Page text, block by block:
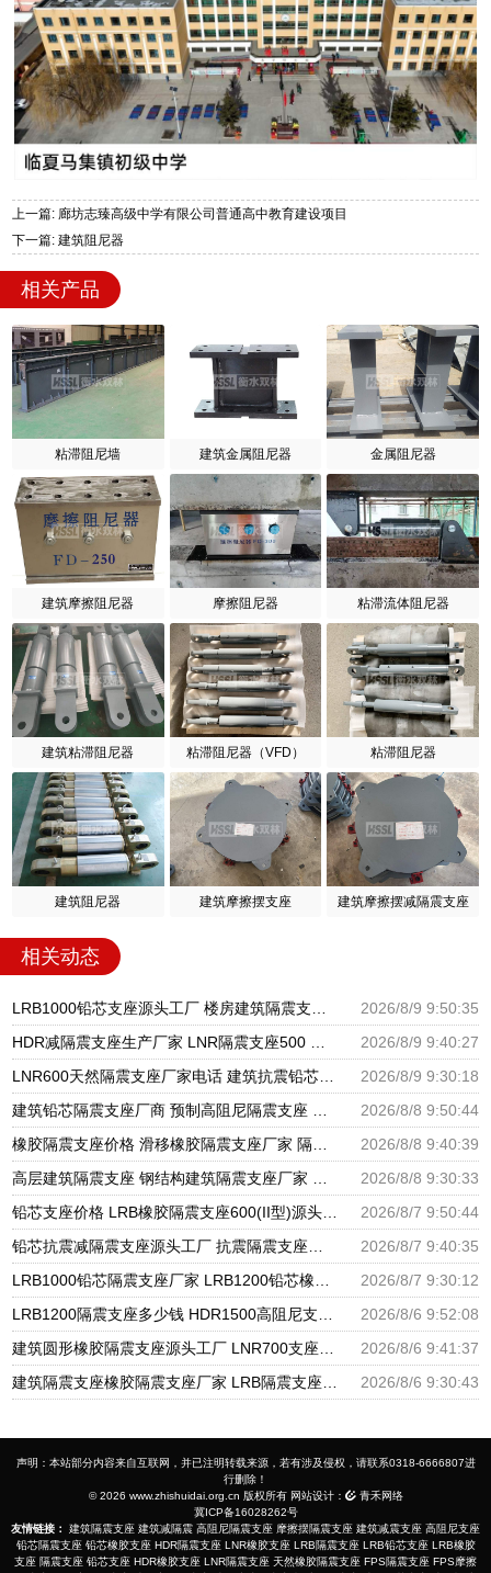
上一篇: 廊坊志臻高级中学有限公司普通高中教育建设项目
下一篇: 建筑阻尼器
相关产品
粘滞阻尼墙 建筑金属阻尼器 金属阻尼器
建筑摩擦阻尼器 摩擦阻尼器 粘滞流体阻尼器
建筑粘滞阻尼器 粘滞阻尼器（VFD） 粘滞阻尼器
建筑阻尼器 建筑摩擦摆支座 建筑摩擦摆减隔震支座
相关动态
LRB1000铅芯支座源头工厂 楼房建筑隔震支座厂家 高层橡胶隔震支座什么价格
2026/8/9 9:50:35
HDR减隔震支座生产厂家 LNR隔震支座500 房建橡胶抗震支座源头工厂
2026/8/9 9:40:27
LNR600天然隔震支座厂家电话 建筑抗震铅芯支座源头工厂 建筑橡胶减振支座生产厂家
2026/8/9 9:30:18
建筑铅芯隔震支座厂商 预制高阻尼隔震支座 HDR800高阻尼橡胶隔震支座厂家电话
2026/8/8 9:50:44
橡胶隔震支座价格 滑移橡胶隔震支座厂家 隔震橡胶支座报价
2026/8/8 9:40:39
高层建筑隔震支座 钢结构建筑隔震支座厂家 建筑橡胶隔震支座LRB500厂家
2026/8/8 9:30:33
铅芯支座价格 LRB橡胶隔震支座600(II型)源头工厂 LRB橡胶隔震支座1300
2026/8/7 9:50:44
铅芯抗震减隔震支座源头工厂 抗震隔震支座工厂生产厂家 建筑非连续端铅芯橡胶隔震支座厂家
2026/8/7 9:40:35
LRB1000铅芯隔震支座厂家 LRB1200铅芯橡胶隔震支座生产厂家 建筑LNG隔震支座
2026/8/7 9:30:12
LRB1200隔震支座多少钱 HDR1500高阻尼支座源头工厂 水平力分散型橡胶隔震支座源头工厂
2026/8/6 9:52:08
建筑圆形橡胶隔震支座源头工厂 LNR700支座源头工厂 LRB1100铅芯隔震支座多少钱
2026/8/6 9:41:37
建筑隔震支座橡胶隔震支座厂家 LRB隔震支座1000(II型) HDR900高阻尼支座生产厂家
2026/8/6 9:30:43
声明：本站部分内容来自互联网，并已注明转载来源，若有涉及侵权，请联系0318-6666807进
行删除！
© 2026 www.zhishuidai.org.cn 版权所有 网站设计：
青禾网络
冀ICP备16028262号
友情链接：
建筑隔震支座 建筑减隔震 高阻尼隔震支座 摩擦摆隔震支座 建筑减震支座 高阻尼支座
铅芯隔震支座 铅芯橡胶支座 HDR隔震支座 LNR橡胶支座 LRB隔震支座 LRB铅芯支座 LRB橡胶
支座 隔震支座 铅芯支座 HDR橡胶支座 LNR隔震支座 天然橡胶隔震支座 FPS隔震支座 FPS摩擦